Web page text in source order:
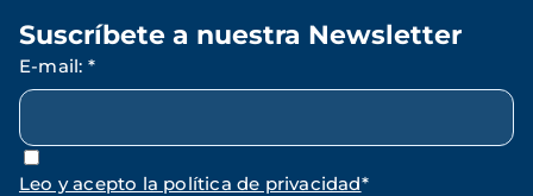
Suscríbete a nuestra Newsletter
E-mail: *
Leo y acepto la política de privacidad*